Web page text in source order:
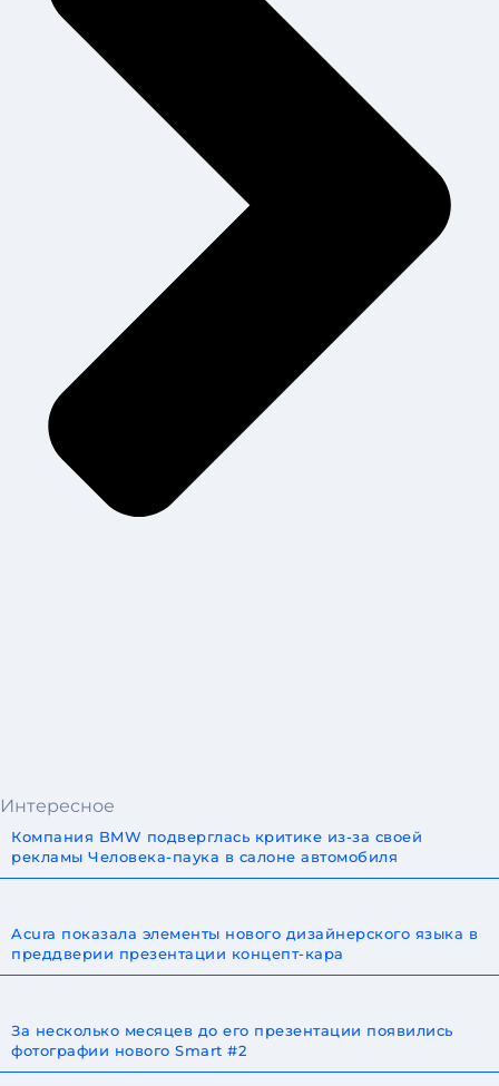
Интересное
Компания BMW подверглась критике из-за своей
рекламы Человека-паука в салоне автомобиля
Acura показала элементы нового дизайнерского языка в
преддверии презентации концепт-кара
За несколько месяцев до его презентации появились
фотографии нового Smart #2